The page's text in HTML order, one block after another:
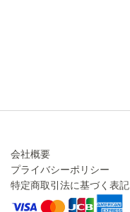
会社概要
プライバシーポリシー
特定商取引法に基づく表記